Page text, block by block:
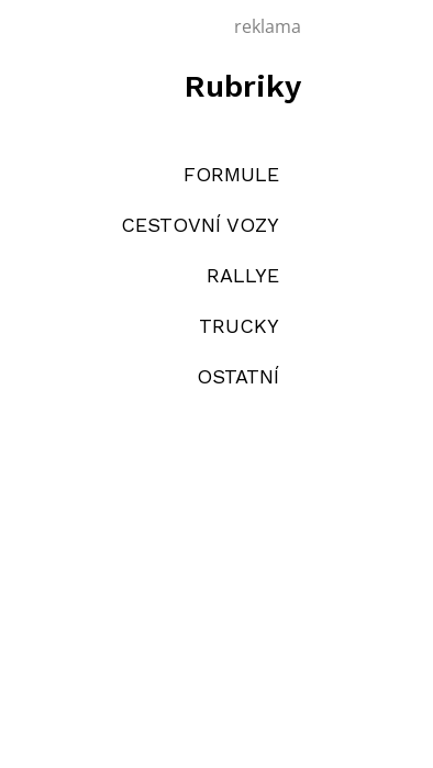
reklama
Rubriky
FORMULE
CESTOVNÍ VOZY
RALLYE
TRUCKY
OSTATNÍ